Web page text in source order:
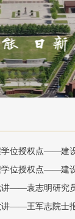
学位授权点——建
学位授权点——建
讲——袁志明研究
讲——王军志院士